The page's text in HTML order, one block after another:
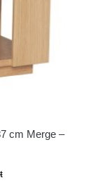
cm Merge –